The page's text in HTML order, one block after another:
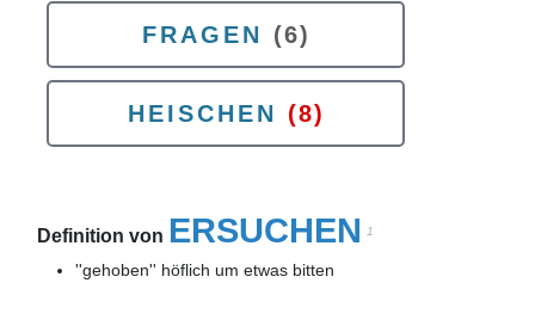
FRAGEN (6)
HEISCHEN (8)
Definition von ERSUCHEN 1
''gehoben'' höflich um etwas bitten